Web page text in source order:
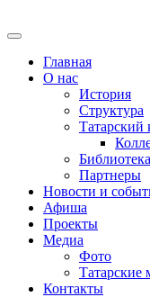
Главная
О нас
История
Структура
Татарский
Библиотека
Партнеры
Новости и
Афиша
Проекты
Медиа
Фото
Татарские
Контакты